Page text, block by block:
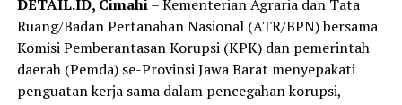
“Kami berkomitmen terus memperkuat koordinasi
bersama Bulog untuk mendukung ketahanan pangan
dan meningkatkan kesejahteraan petani,” tutur Gus
Fawait.
DETAIL.ID, Cimahi– Kementerian Agraria dan Tata
Ruang/Badan Pertanahan Nasional (ATR/BPN) bersama
Komisi Pemberantasan Korupsi (KPK) dan pemerintah
daerah (Pemda) se-Provinsi Jawa Barat menyepakati
penguatan kerja sama dalam pencegahan korupsi,